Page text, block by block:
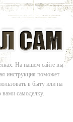
На нашем сайте вы
инструкция поможет
в быту или на
самоделку.